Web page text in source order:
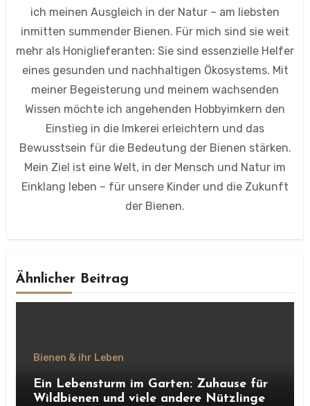
ich meinen Ausgleich in der Natur – am liebsten
inmitten summender Bienen. Für mich sind sie weit
mehr als Honiglieferanten: Sie sind essenzielle Helfer
eines gesunden und nachhaltigen Ökosystems. Mit
meiner Begeisterung und meinem wachsenden
Wissen möchte ich angehenden Hobbyimkern den
Einstieg in die Imkerei erleichtern und das
Bewusstsein für die Bedeutung der Bienen stärken.
Mein Ziel ist eine Welt, in der Mensch und Natur im
Einklang leben – für unsere Kinder und die Zukunft
der Bienen.
Ähnlicher Beitrag
Bienen & ihr Leben
Ein Lebensturm im Garten: Zuhause für
Wildbienen und viele andere Nützlinge